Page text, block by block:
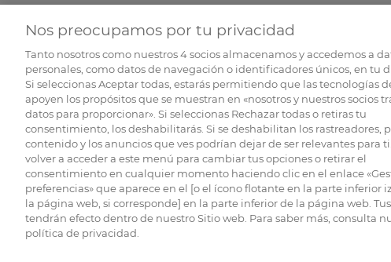
Nos preocupamos por tu privacidad
Tanto nosotros como nuestros4socios almacenamos y accedemos a
personales, como datos de navegación o identificadores únicos, en tu
Si seleccionas Aceptar todas, estarás permitiendo que las tecnologías
apoyen los propósitos que se muestran en «nosotros y nuestros socios
datos para proporcionar». Si seleccionas Rechazar todas o retiras tu
consentimiento, los deshabilitarás. Si se deshabilitan los rastreadores,
contenido y los anuncios que ves podrían dejar de ser relevantes para
volver a acceder a este menú para cambiar tus opciones o retirar el
consentimiento en cualquier momento haciendo clic en el enlace
preferencias» que aparece en el [o el ícono flotante en la parte inferior
la página web, si corresponde] en la parte inferior de la página web.
tendrán efecto dentro de nuestro Sitio web. Para saber más, consulta
política de privacidad.